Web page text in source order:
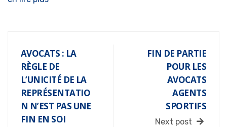
AVOCATS : LA
RÈGLE DE
L’UNICITÉ DE LA
REPRÉSENTATIO
N N’EST PAS UNE
FIN EN SOI
FIN DE PARTIE
POUR LES
AVOCATS
AGENTS
SPORTIFS
Next post